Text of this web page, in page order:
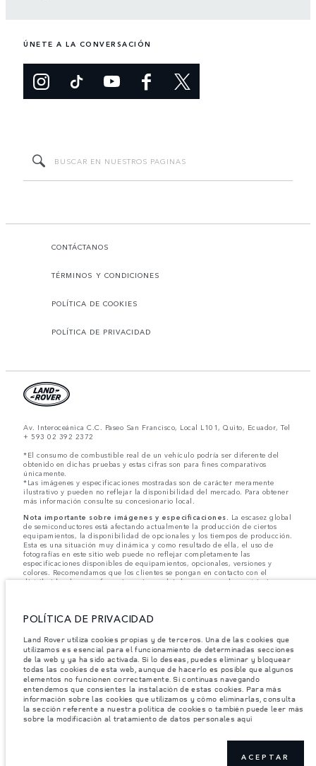
ÚNETE A LA CONVERSACIÓN
CONTÁCTANOS
TÉRMINOS Y CONDICIONES
POLÍTICA DE COOKIES
POLÍTICA DE PRIVACIDAD
Av. Interoceánica C.C. Paseo San Francisco, Local L101, Quito, Ecuador, Tel
+ 593 02 392 2372
*El consumo de combustible real de un vehículo podría ser diferente del
obtenido en dichas pruebas y estas cifras son para fines comparativos
únicamente.
*Las imágenes y especificaciones mostradas son de carácter meramente
ilustrativo y pueden no reflejar la disponibilidad del mercado. Para obtener
más información consulte su concesionario local.
Nota importante sobre imágenes y especificaciones.
La escasez global
de semiconductores está afectando actualmente la producción de ciertos
equipamientos, la disponibilidad de opcionales y los tiempos de producción.
Esta es una situación muy dinámica y como resultado de ella, el uso de
fotografías en este sitio web puede no reflejar completamente las
especificaciones disponibles de equipamientos, opcionales, versiones y
colores. Recomendamos que los clientes se pongan en contacto con el
distribuidor de su preferencia, quien podrá dar a conocer las restricciones
Jaguar Land Rover Limited busca constantemente nuevas formas de mejorar
accesorios, por lo que se producen modificaciones de forma continua y sin
previo aviso. Según el modelo, algunas funciones serán opcionales o
vendrán incluidas de serie. La información, las especificaciones, los motores
y los colores que aparecen en esta página web se basan en las
especificaciones europeas. Estos pueden variar en función del mercado y
pueden ser modificados sin previo aviso. Algunos vehículos se muestran con
equipamiento opcional y accesorios originales que pueden no estar
disponibles en todos los mercados. Ponte en contacto con tu concesionario
local para consultar disponibilidad y precios.
Cargas Máximas por Eje no se excedan al cargar el vehículo con accesorios,
POLÍTICA DE PRIVACIDAD
Land Rover utiliza cookies propias y de terceros. Una de las cookies que
utilizamos es esencial para el funcionamiento de determinadas secciones
de la web y ya ha sido activada. Si lo deseas, puedes eliminar y bloquear
todas las cookies de esta web, aunque de hacerlo es posible que algunos
elementos no funcionen correctamente. Si continuas navegando
entendemos que consientes la instalación de estas cookies. Para más
información sobre las cookies que utilizamos y cómo eliminarlas, consulta
la sección referente a nuestra política de cookies o también puede leer más
sobre la modificación al tratamiento de datos personales aquí
ACEPTAR